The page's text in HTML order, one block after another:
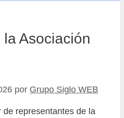
Asociación
por Grupo Siglo WEB
de representantes de la